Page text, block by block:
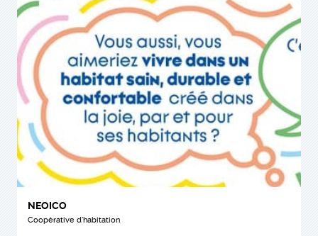
NEOICO
Coopérative d'habitation